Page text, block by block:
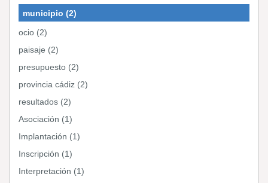
municipio (2)
ocio (2)
paisaje (2)
presupuesto (2)
provincia cádiz (2)
resultados (2)
Asociación (1)
Implantación (1)
Inscripción (1)
Interpretación (1)